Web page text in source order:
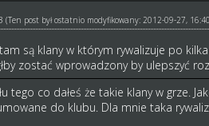
(Ten post był ostatnio modyfikowany: 2012-09-27,
są klany w którym rywalizuje po
zostać wprowadzony by ulepszyć
tego co dałeś że takie klany w grze.
do klubu. Dla mnie taka